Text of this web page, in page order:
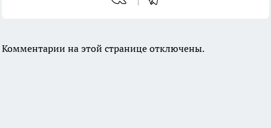
Комментарии на этой странице отключены.